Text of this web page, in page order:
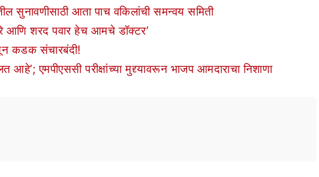
सुनावणीसाठी आता पाच वकिलांची समन्वय समिती
आणि शरद पवार हेच आमचे डॉक्टर’
कडक संचारबंदी!
एमपीएससी परीक्षांच्या मुद्द्यावरून भाजप आमदाराचा निशाणा